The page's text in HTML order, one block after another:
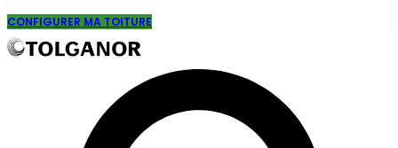
CONFIGURER MA TOITURE